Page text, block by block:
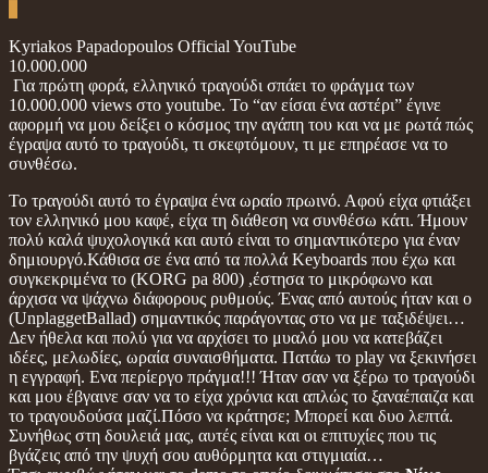
Kyriakos Papadopoulos Official YouTube
10.000.000
Για πρώτη φορά, ελληνικό τραγούδι σπάει το φράγμα των
10.000.000 views στο youtube. Το “αν είσαι ένα αστέρι” έγινε
αφορμή να μου δείξει ο κόσμος την αγάπη του και να με ρωτά πώς
έγραψα αυτό το τραγούδι, τι σκεφτόμουν, τι με επηρέασε να το
συνθέσω.
Το τραγούδι αυτό το έγραψα ένα ωραίο πρωινό. Αφού είχα φτιάξει
τον ελληνικό μου καφέ, είχα τη διάθεση να συνθέσω κάτι. Ήμουν
πολύ καλά ψυχολογικά και αυτό είναι το σημαντικότερο για έναν
δημιουργό.Κάθισα σε ένα από τα πολλά Keyboards που έχω και
συγκεκριμένα το (KORG pa 800) ,έστησα το μικρόφωνο και
άρχισα να ψάχνω διάφορους ρυθμούς. Ένας από αυτούς ήταν και ο
(UnplaggetBallad) σημαντικός παράγοντας στο να με ταξιδέψει…
Δεν ήθελα και πολύ για να αρχίσει το μυαλό μου να κατεβάζει
ιδέες, μελωδίες, ωραία συναισθήματα. Πατάω το play να ξεκινήσει
η εγγραφή. Ενα περίεργο πράγμα!!! Ήταν σαν να ξέρω το τραγούδι
και μου έβγαινε σαν να το είχα χρόνια και απλώς το ξαναέπαιζα και
το τραγουδούσα μαζί.Πόσο να κράτησε; Μπορεί και δυο λεπτά.
Συνήθως στη δουλειά μας, αυτές είναι και οι επιτυχίες που τις
βγάζεις από την ψυχή σου αυθόρμητα και στιγμιαία…